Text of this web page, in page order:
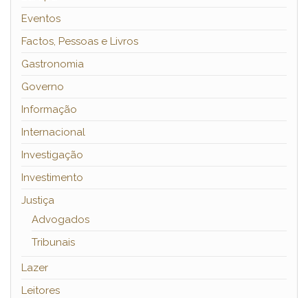
Eventos
Factos, Pessoas e Livros
Gastronomia
Governo
Informação
Internacional
Investigação
Investimento
Justiça
Advogados
Tribunais
Lazer
Leitores